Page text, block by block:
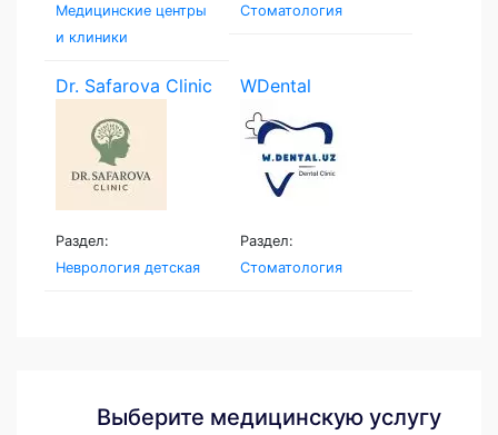
Медицинские центры
и клиники
Стоматология
Dr. Safarova Clinic
Раздел:
Неврология детская
WDental
Раздел:
Стоматология
Выберите медицинскую услугу